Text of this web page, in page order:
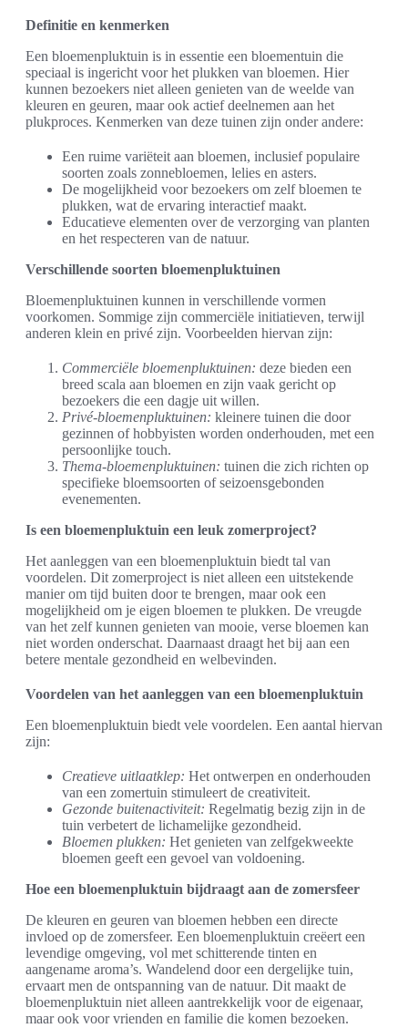
Definitie en kenmerken
Een bloemenpluktuin is in essentie een bloementuin die
speciaal is ingericht voor het plukken van bloemen. Hier
kunnen bezoekers niet alleen genieten van de weelde van
kleuren en geuren, maar ook actief deelnemen aan het
plukproces. Kenmerken van deze tuinen zijn onder andere:
Een ruime variëteit aan bloemen, inclusief populaire
soorten zoals zonnebloemen, lelies en asters.
De mogelijkheid voor bezoekers om zelf bloemen te
plukken, wat de ervaring interactief maakt.
Educatieve elementen over de verzorging van planten
en het respecteren van de natuur.
Verschillende soorten bloemenpluktuinen
Bloemenpluktuinen kunnen in verschillende vormen
voorkomen. Sommige zijn commerciële initiatieven, terwijl
anderen klein en privé zijn. Voorbeelden hiervan zijn:
Commerciële bloemenpluktuinen: deze bieden een
breed scala aan bloemen en zijn vaak gericht op
bezoekers die een dagje uit willen.
Privé-bloemenpluktuinen: kleinere tuinen die door
gezinnen of hobbyisten worden onderhouden, met een
persoonlijke touch.
Thema-bloemenpluktuinen: tuinen die zich richten op
specifieke bloemsoorten of seizoensgebonden
evenementen.
Is een bloemenpluktuin een leuk zomerproject?
Het aanleggen van een bloemenpluktuin biedt tal van
voordelen. Dit zomerproject is niet alleen een uitstekende
manier om tijd buiten door te brengen, maar ook een
mogelijkheid om je eigen bloemen te plukken. De vreugde
van het zelf kunnen genieten van mooie, verse bloemen kan
niet worden onderschat. Daarnaast draagt het bij aan een
betere mentale gezondheid en welbevinden.
Voordelen van het aanleggen van een bloemenpluktuin
Een bloemenpluktuin biedt vele voordelen. Een aantal hiervan
zijn:
Creatieve uitlaatklep: Het ontwerpen en onderhouden
van een zomertuin stimuleert de creativiteit.
Gezonde buitenactiviteit: Regelmatig bezig zijn in de
tuin verbetert de lichamelijke gezondheid.
Bloemen plukken: Het genieten van zelfgekweekte
bloemen geeft een gevoel van voldoening.
Hoe een bloemenpluktuin bijdraagt aan de zomersfeer
De kleuren en geuren van bloemen hebben een directe
invloed op de zomersfeer. Een bloemenpluktuin creëert een
levendige omgeving, vol met schitterende tinten en
aangename aroma’s. Wandelend door een dergelijke tuin,
ervaart men de ontspanning van de natuur. Dit maakt de
bloemenpluktuin niet alleen aantrekkelijk voor de eigenaar,
maar ook voor vrienden en familie die komen bezoeken.